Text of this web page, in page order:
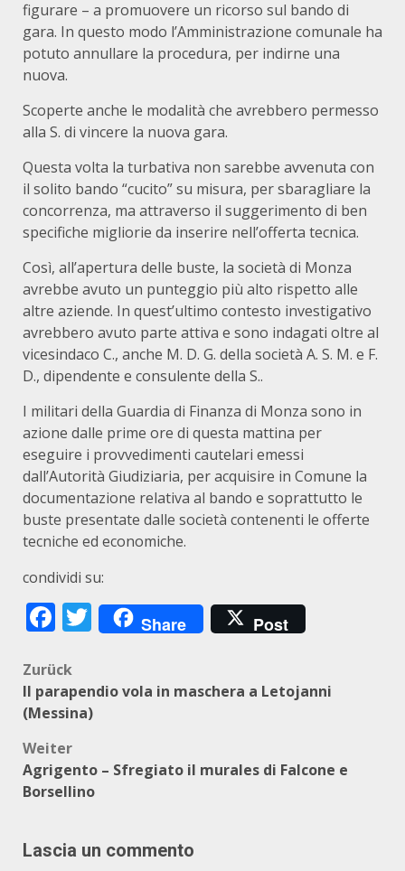
figurare – a promuovere un ricorso sul bando di
gara. In questo modo l’Amministrazione comunale ha
potuto annullare la procedura, per indirne una
nuova.
Scoperte anche le modalità che avrebbero permesso
alla S. di vincere la nuova gara.
Questa volta la turbativa non sarebbe avvenuta con
il solito bando “cucito” su misura, per sbaragliare la
concorrenza, ma attraverso il suggerimento di ben
specifiche migliorie da inserire nell’offerta tecnica.
Così, all’apertura delle buste, la società di Monza
avrebbe avuto un punteggio più alto rispetto alle
altre aziende. In quest’ultimo contesto investigativo
avrebbero avuto parte attiva e sono indagati oltre al
vicesindaco C., anche M. D. G. della società A. S. M. e F.
D., dipendente e consulente della S..
I militari della Guardia di Finanza di Monza sono in
azione dalle prime ore di questa mattina per
eseguire i provvedimenti cautelari emessi
dall’Autorità Giudiziaria, per acquisire in Comune la
documentazione relativa al bando e soprattutto le
buste presentate dalle società contenenti le offerte
tecniche ed economiche.
condividi su:
Facebook
Twitter
Share Post
Beitragsnavigation
Zurück
Il parapendio vola in maschera a Letojanni
(Messina)
Weiter
Agrigento – Sfregiato il murales di Falcone e
Borsellino
Lascia un commento